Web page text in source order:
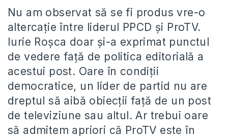
Nu am observat să se fi produs vre-o
altercaţie între liderul PPCD şi ProTV.
Iurie Roşca doar şi-a exprimat punctul
de vedere faţă de politica editorială a
acestui post. Oare în condiţii
democratice, un lider de partid nu are
dreptul să aibă obiecţii faţă de un post
de televiziune sau altul. Ar trebui oare
să admitem apriori că ProTV este în